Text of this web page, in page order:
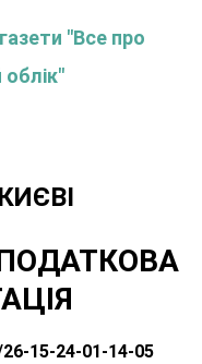
"Все про
15-24-01-14-05